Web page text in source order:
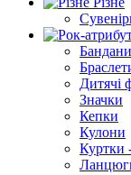
Дитячі
Значки
Кепки
Кулони
Куртки